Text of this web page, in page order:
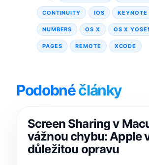
CONTINUITY IOS KEYNOTE
NUMBERS OS X OS X
PAGES REMOTE XCODE
Podobnéčlánky
Screen Sharing v
vážnou chybu: Apple
důležitou opravu